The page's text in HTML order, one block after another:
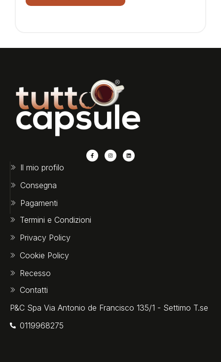
Il mio profilo
Consegna
Pagamenti
Termini e Condizioni
Privacy Policy
Cookie Policy
Recesso
Contatti
P&C Spa Via Antonio de Francisco 135/1 - Settimo T.se
0119968275‬